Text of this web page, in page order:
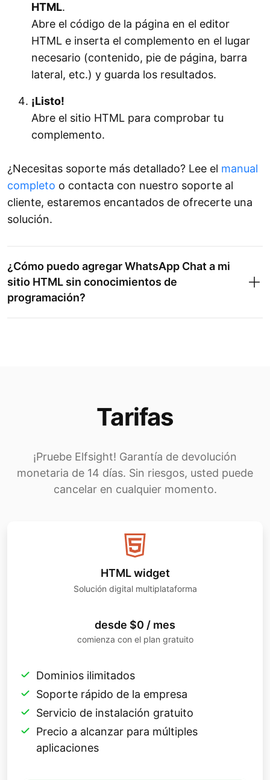
HTML.
Abre el código de la página en el editor
HTML e inserta el complemento en el lugar
necesario (contenido, pie de página, barra
lateral, etc.) y guarda los resultados.
¡Listo!
Abre el sitio HTML para comprobar tu
complemento.
¿Necesitas soporte más detallado? Lee el manual
completo o contacta con nuestro soporte al
cliente, estaremos encantados de ofrecerte una
solución.
¿Cómo puedo agregar WhatsApp Chat a mi
sitio HTML sin conocimientos de
programación?
Tarifas
¡Pruebe Elfsight! Garantía de devolución
monetaria de 14 días. Sin riesgos, usted puede
cancelar en cualquier momento.
HTML widget
Solución digital multiplataforma
desde $0 / mes
comienza con el plan gratuito
Dominios ilimitados
Soporte rápido de la empresa
Servicio de instalación gratuito
Precio a alcanzar para múltiples
aplicaciones